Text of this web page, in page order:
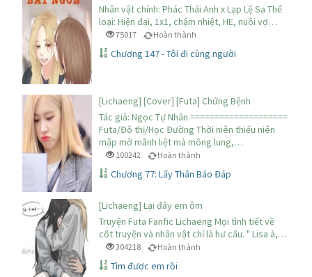
Nhân vật chính: Phác Thái Anh x Lạp Lệ Sa Thể
loại: Hiện đại, 1x1, chậm nhiệt, HE, nuôi vợ…
75017 Hoàn thành
Chương 147 - Tôi đi cùng người
[Lichaeng] [Cover] [Futa] Chứng Bệnh
Tác giả: Ngọc Tự Nhân ====================
Futa/Đô thị/Học Đường Thời niên thiếu niên
mập mờ mãnh liệt mà mông lung,…
100242 Hoàn thành
Chương 77: Lấy Thân Báo Đáp
[Lichaeng] Lại đây em ôm
Truyện Futa Fanfic Lichaeng Mọi tình tiết về
cốt truyện và nhân vật chỉ là hư cấu. " Lisa à,…
304218 Hoàn thành
Tìm được em rồi